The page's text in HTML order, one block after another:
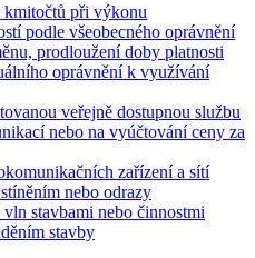
při výkonu
podle všeobecného oprávnění
prodloužení doby platnosti
oprávnění k využívání
veřejně dostupnou službu
nebo na vyúčtování ceny za
zařízení a sítí
nebo odrazy
stavbami nebo činnostmi
stavby